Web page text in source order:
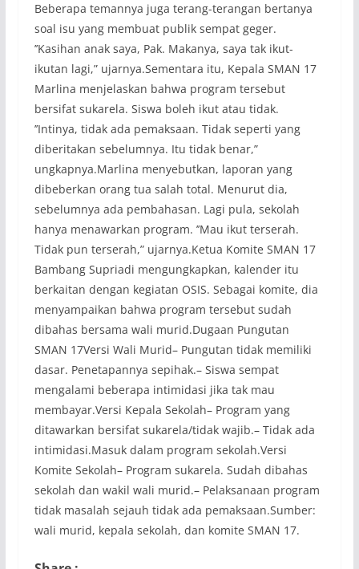
Beberapa temannya juga terang-terangan bertanya
soal isu yang membuat publik sempat geger.
’’Kasihan anak saya, Pak. Makanya, saya tak ikut-
ikutan lagi,” ujarnya.Sementara itu, Kepala SMAN 17
Marlina menjelaskan bahwa program tersebut
bersifat sukarela. Siswa boleh ikut atau tidak.
’’Intinya, tidak ada pemaksaan. Tidak seperti yang
diberitakan sebelumnya. Itu tidak benar,”
ungkapnya.Marlina menyebutkan, laporan yang
dibeberkan orang tua salah total. Menurut dia,
sebelumnya ada pembahasan. Lagi pula, sekolah
hanya menawarkan program. ’’Mau ikut terserah.
Tidak pun terserah,” ujarnya.Ketua Komite SMAN 17
Bambang Supriadi mengungkapkan, kalender itu
berkaitan dengan kegiatan OSIS. Sebagai komite, dia
menyampaikan bahwa program tersebut sudah
dibahas bersama wali murid.Dugaan Pungutan
SMAN 17Versi Wali Murid– Pungutan tidak memiliki
dasar. Penetapannya sepihak.– Siswa sempat
mengalami beberapa intimidasi jika tak mau
membayar.Versi Kepala Sekolah– Program yang
ditawarkan bersifat sukarela/tidak wajib.– Tidak ada
intimidasi.Masuk dalam program sekolah.Versi
Komite Sekolah– Program sukarela. Sudah dibahas
sekolah dan wakil wali murid.– Pelaksanaan program
tidak masalah sejauh tidak ada pemaksaan.Sumber:
wali murid, kepala sekolah, dan komite SMAN 17.